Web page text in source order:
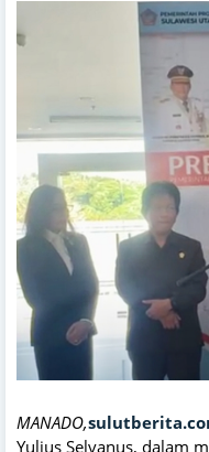
MANADO,
Yulius Selvanus, dalam